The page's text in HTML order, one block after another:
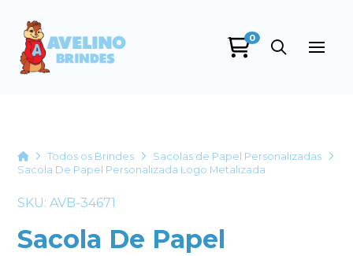
0
HomeTodos os Brindes
Sacolas de Papel Personalizadas
Sacola De Papel Personalizada Logo Metalizada
SKU: AVB-34671
Sacola De Papel